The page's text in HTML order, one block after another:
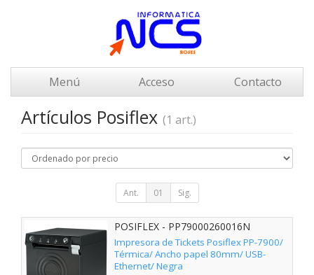
Menú Acceso Contacto
Artículos Posiflex (1 art.)
Ant. 01 Sig.
POSIFLEX - PP79000260016N
Impresora de Tickets Posiflex PP-7900/
Térmica/ Ancho papel 80mm/ USB-
Ethernet/ Negra